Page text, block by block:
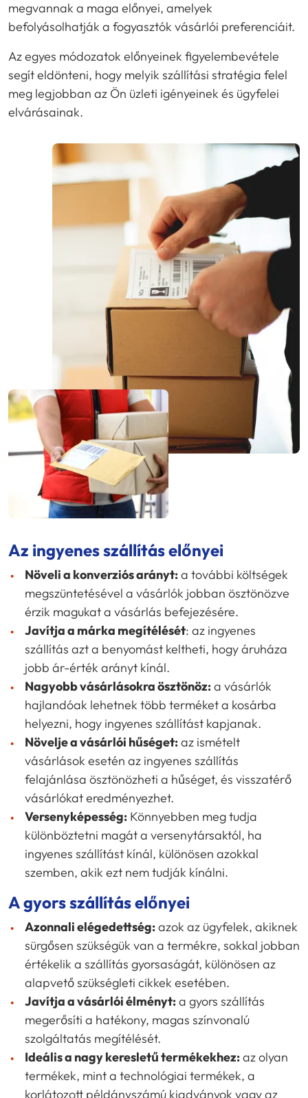
megvannak a maga előnyei, amelyek
befolyásolhatják a fogyasztók vásárlói preferenciáit.
Az egyes módozatok előnyeinek figyelembevétele
segít eldönteni, hogy melyik szállítási stratégia felel
meg legjobban az Ön üzleti igényeinek és ügyfelei
elvárásainak.
Az ingyenes szállítás előnyei
Növeli a konverziós arányt:a további költségek
megszüntetésével a vásárlók jobban ösztönözve
érzik magukat a vásárlás befejezésére.
Javítja a márka megítélését: az ingyenes
szállítás azt a benyomást keltheti, hogy áruháza
jobb ár-érték arányt kínál.
Nagyobb vásárlásokra ösztönöz:a vásárlók
hajlandóak lehetnek több terméket a kosárba
helyezni, hogy ingyenes szállítást kapjanak.
Növelje a vásárlói hűséget:az ismételt
vásárlások esetén az ingyenes szállítás
felajánlása ösztönözheti a hűséget, és visszatérő
vásárlókat eredményezhet.
Versenyképesség: Könnyebben meg tudja
különböztetni magát a versenytársaktól, ha
ingyenes szállítást kínál, különösen azokkal
szemben, akik ezt nem tudják kínálni.
A gyors szállítás előnyei
Azonnali elégedettség:azok az ügyfelek, akiknek
sürgősen szükségük van a termékre, sokkal jobban
értékelik a szállítás gyorsaságát, különösen az
alapvető szükségleti cikkek esetében.
Javítja a vásárlói élményt:a gyors szállítás
megerősíti a hatékony, magas színvonalú
szolgáltatás megítélését.
Ideális a nagy keresletű termékekhez:az olyan
termékek, mint a technológiai termékek, a
korlátozott példányszámú kiadványok vagy az